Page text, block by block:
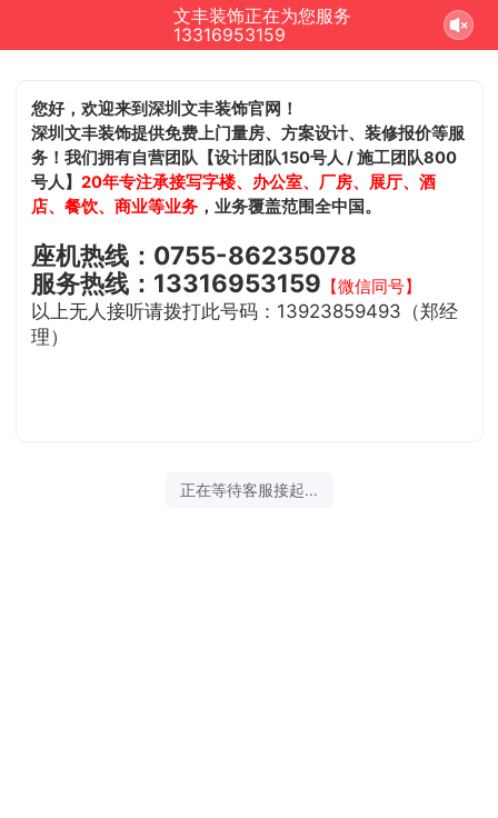
文丰装饰正在为您服务
13316953159
您好，欢迎来到深圳文丰装饰官网！
深圳文丰装饰提供免费上门量房、方案设计、装修报价等服
务！我们拥有自营团队【设计团队150号人 / 施工团队800
号人】20年专注承接写字楼、办公室、厂房、展厅、酒
店、餐饮、商业等业务 ，业务覆盖范围全中国。
座机热线：0755-86235078
服务热线：13316953159 【微信同号】
以上无人接听请拨打此号码：13923859493（郑经
理）
正在等待客服接起...